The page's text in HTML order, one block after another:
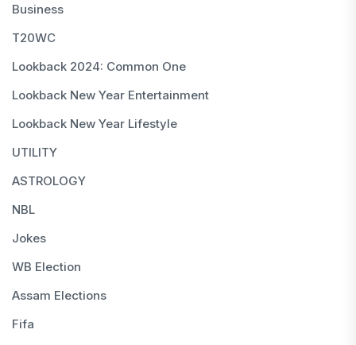
Business
T20WC
Lookback 2024: Common One
Lookback New Year Entertainment
Lookback New Year Lifestyle
UTILITY
ASTROLOGY
NBL
Jokes
WB Election
Assam Elections
Fifa